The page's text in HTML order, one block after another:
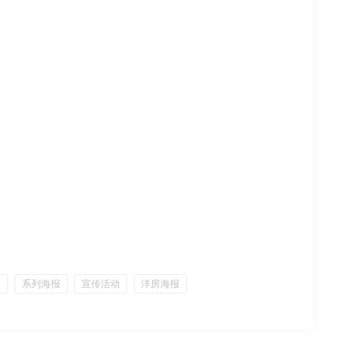
系列海报 宣传活动 洋房海报